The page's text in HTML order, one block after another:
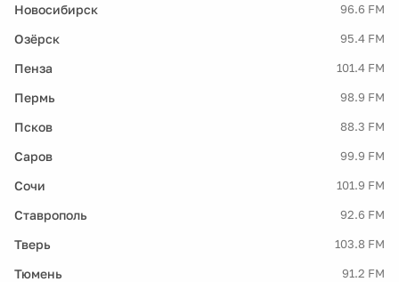
Новосибирск 96.6 FM
Озёрск 95.4 FM
Пенза 101.4 FM
Пермь 98.9 FM
Псков 88.3 FM
Саров 99.9 FM
Сочи 101.9 FM
Ставрополь 92.6 FM
Тверь 103.8 FM
Тюмень 91.2 FM